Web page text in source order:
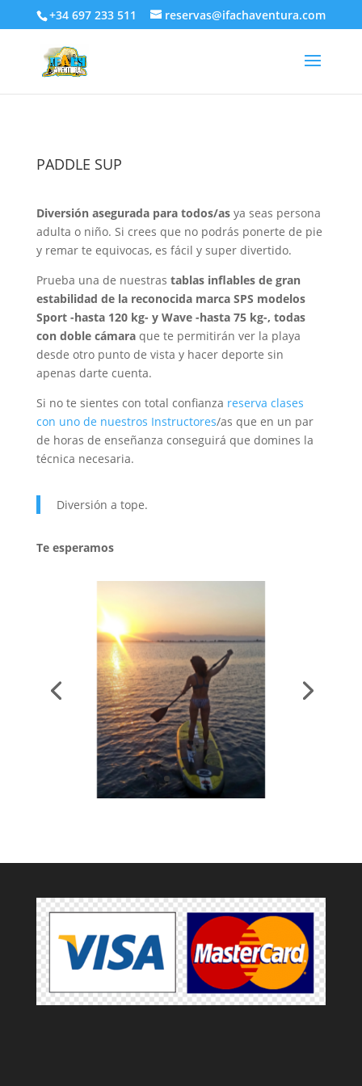
+34 697 233 511 reservas@ifachaventura.com
PADDLE SUP
Diversión asegurada para todos/asya seas persona
adulta o niño. Si crees que no podrás ponerte de pie
y remar te equivocas, es fácil y super divertido.
Prueba una de nuestras tablas inflables de gran
estabilidad de la reconocida marca SPS modelos
Sport -hasta 120 kg- y Wave -hasta 75 kg-, todas
con doble cámaraque te permitirán ver la playa
desde otro punto de vista y hacer deporte sin
apenas darte cuenta.
Si no te sientes con total confianza reserva clases
con uno de nuestros Instructores/as que en un par
de horas de enseñanza conseguirá que domines la
técnica necesaria.
Diversión a tope.
Te esperamos